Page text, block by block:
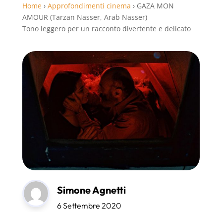
Home › Approfondimenti cinema › GAZA MON
AMOUR (Tarzan Nasser, Arab Nasser)
Tono leggero per un racconto divertente e delicato
Simone Agnetti
6 Settembre 2020